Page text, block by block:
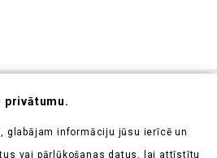
Jaunumrakstu
jaunumiem un aktuālajām
privātumu.
glabājam informāciju jūsu ierīcē un
vai pārlūkošanas datus, lai attīstītu